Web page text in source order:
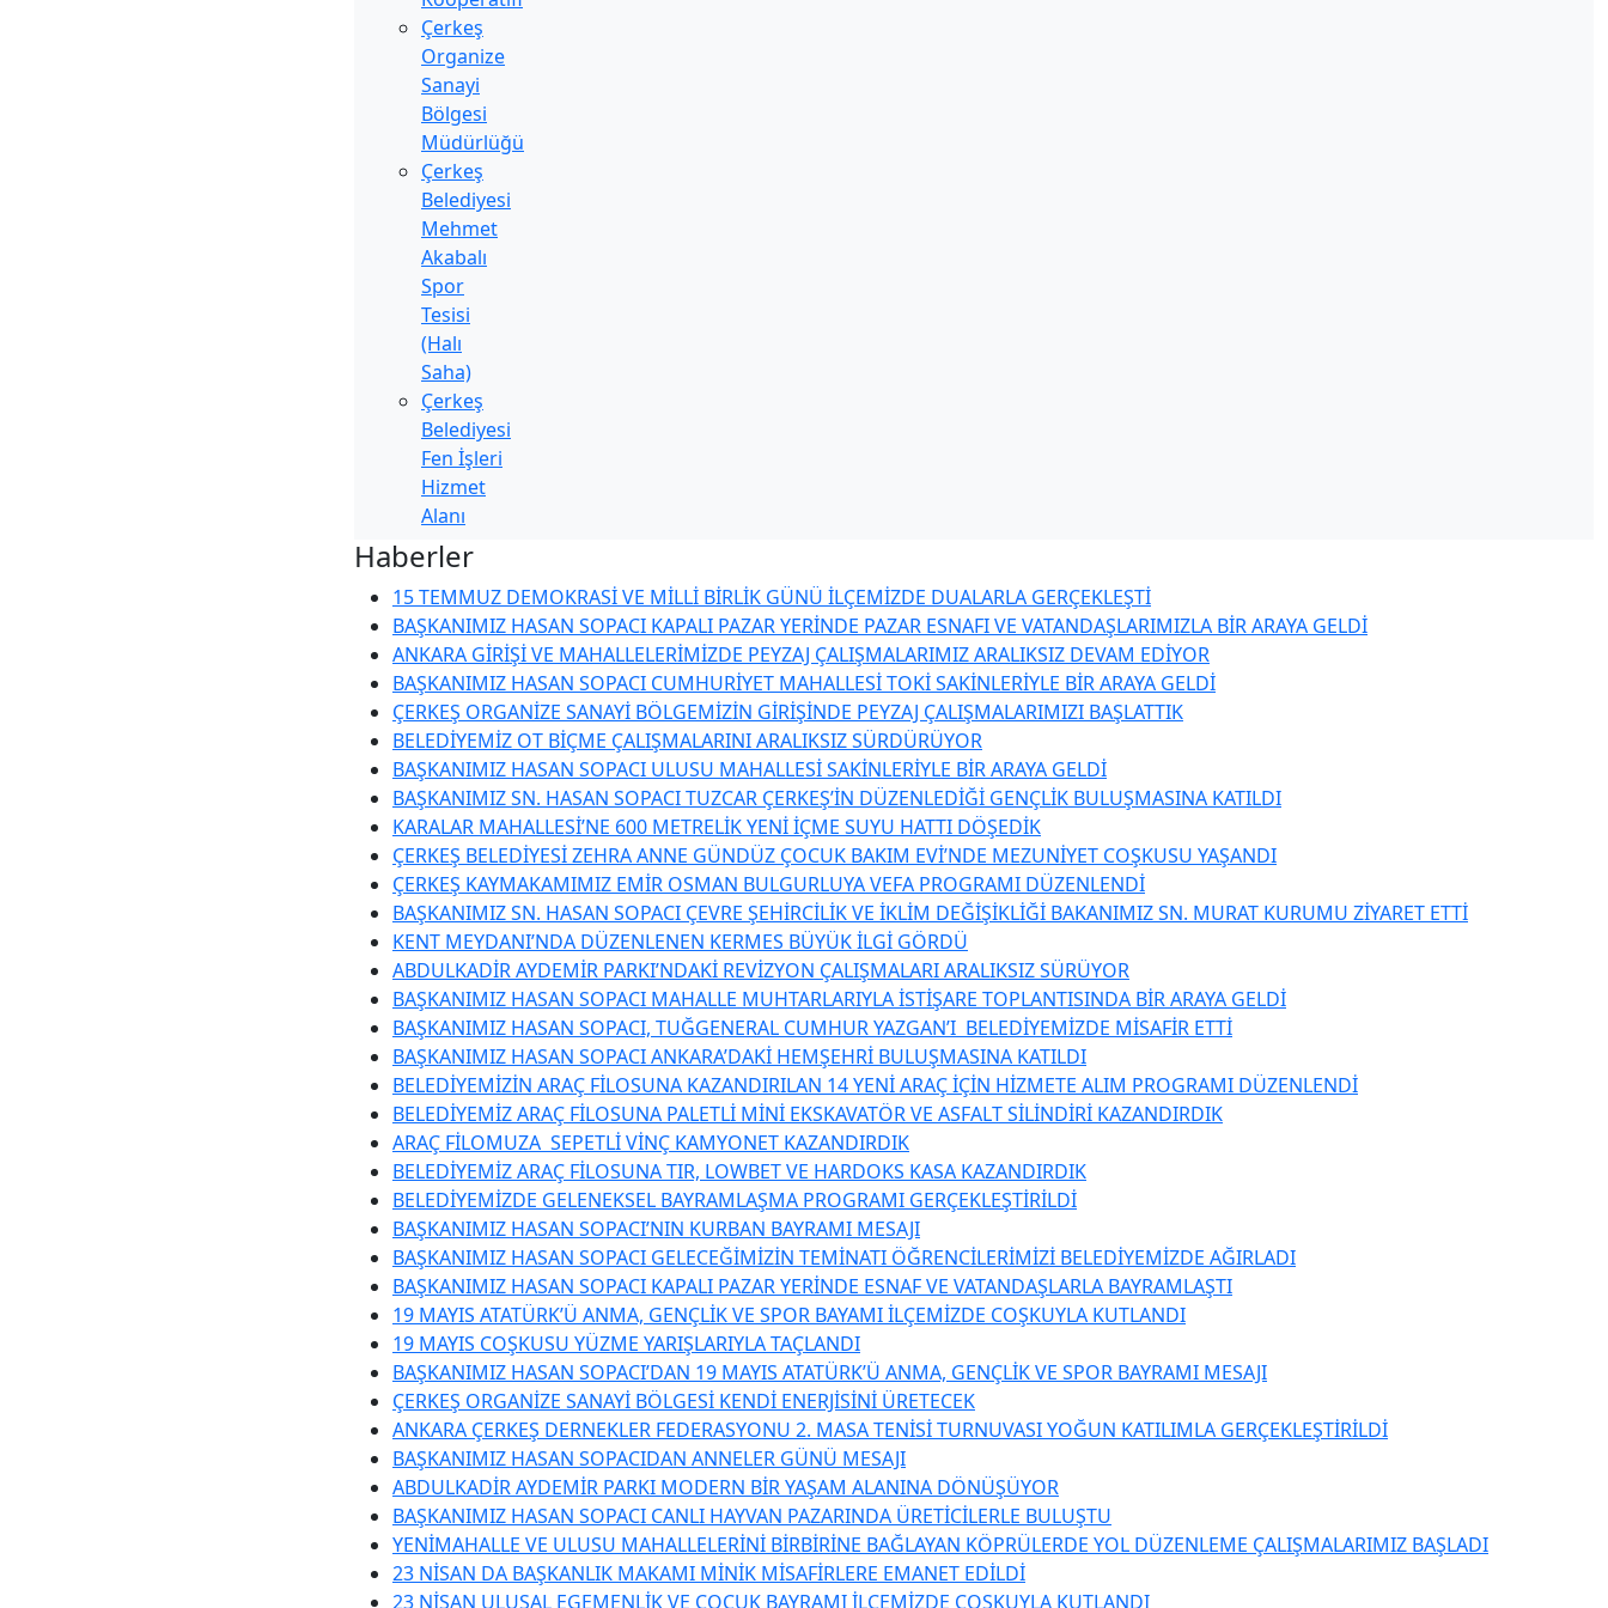
Çerkeş
Organize
Sanayi
Bölgesi
Müdürlüğü
Çerkeş
Belediyesi
Mehmet
Akabalı
Spor
Tesisi
(Halı
Saha)
Çerkeş
Belediyesi
Fen İşleri
Hizmet
Alanı
Haberler
15 TEMMUZ DEMOKRASİ VE MİLLİ BİRLİK GÜNÜ İLÇEMİZDE DUALARLA GERÇEKLEŞTİ
BAŞKANIMIZ HASAN SOPACI KAPALI PAZAR YERİNDE PAZAR ESNAFI VE VATANDAŞLARIMIZLA BİR ARAYA GELDİ
ANKARA GİRİŞİ VE MAHALLELERİMİZDE PEYZAJ ÇALIŞMALARIMIZ ARALIKSIZ DEVAM EDİYOR
BAŞKANIMIZ HASAN SOPACI CUMHURİYET MAHALLESİ TOKİ SAKİNLERİYLE BİR ARAYA GELDİ
ÇERKEŞ ORGANİZE SANAYİ BÖLGEMİZİN GİRİŞİNDE PEYZAJ ÇALIŞMALARIMIZI BAŞLATTIK
BELEDİYEMİZ OT BİÇME ÇALIŞMALARINI ARALIKSIZ SÜRDÜRÜYOR
BAŞKANIMIZ HASAN SOPACI ULUSU MAHALLESİ SAKİNLERİYLE BİR ARAYA GELDİ
BAŞKANIMIZ SN. HASAN SOPACI TUZCAR ÇERKEŞ’İN DÜZENLEDİĞİ GENÇLİK BULUŞMASINA KATILDI
KARALAR MAHALLESİ’NE 600 METRELİK YENİ İÇME SUYU HATTI DÖŞEDİK
ÇERKEŞ BELEDİYESİ ZEHRA ANNE GÜNDÜZ ÇOCUK BAKIM EVİ’NDE MEZUNİYET COŞKUSU YAŞANDI
ÇERKEŞ KAYMAKAMIMIZ EMİR OSMAN BULGURLUYA VEFA PROGRAMI DÜZENLENDİ
BAŞKANIMIZ SN. HASAN SOPACI ÇEVRE ŞEHİRCİLİK VE İKLİM DEĞİŞİKLİĞİ BAKANIMIZ SN. MURAT KURUMU ZİYARET ETTİ
KENT MEYDANI’NDA DÜZENLENEN KERMES BÜYÜK İLGİ GÖRDÜ
ABDULKADİR AYDEMİR PARKI’NDAKİ REVİZYON ÇALIŞMALARI ARALIKSIZ SÜRÜYOR
BAŞKANIMIZ HASAN SOPACI MAHALLE MUHTARLARIYLA İSTİŞARE TOPLANTISINDA BİR ARAYA GELDİ
BAŞKANIMIZ HASAN SOPACI, TUĞGENERAL CUMHUR YAZGAN’I BELEDİYEMİZDE MİSAFİR ETTİ
BAŞKANIMIZ HASAN SOPACI ANKARA’DAKİ HEMŞEHRİ BULUŞMASINA KATILDI
BELEDİYEMİZİN ARAÇ FİLOSUNA KAZANDIRILAN 14 YENİ ARAÇ İÇİN HİZMETE ALIM PROGRAMI DÜZENLENDİ
BELEDİYEMİZ ARAÇ FİLOSUNA PALETLİ MİNİ EKSKAVATÖR VE ASFALT SİLİNDİRİ KAZANDIRDIK
ARAÇ FİLOMUZA SEPETLİ VİNÇ KAMYONET KAZANDIRDIK
BELEDİYEMİZ ARAÇ FİLOSUNA TIR, LOWBET VE HARDOKS KASA KAZANDIRDIK
BELEDİYEMİZDE GELENEKSEL BAYRAMLAŞMA PROGRAMI GERÇEKLEŞTİRİLDİ
BAŞKANIMIZ HASAN SOPACI’NIN KURBAN BAYRAMI MESAJI
BAŞKANIMIZ HASAN SOPACI GELECEĞİMİZİN TEMİNATI ÖĞRENCİLERİMİZİ BELEDİYEMİZDE AĞIRLADI
BAŞKANIMIZ HASAN SOPACI KAPALI PAZAR YERİNDE ESNAF VE VATANDAŞLARLA BAYRAMLAŞTI
19 MAYIS ATATÜRK’Ü ANMA, GENÇLİK VE SPOR BAYAMI İLÇEMİZDE COŞKUYLA KUTLANDI
19 MAYIS COŞKUSU YÜZME YARIŞLARIYLA TAÇLANDI
BAŞKANIMIZ HASAN SOPACI’DAN 19 MAYIS ATATÜRK’Ü ANMA, GENÇLİK VE SPOR BAYRAMI MESAJI
ÇERKEŞ ORGANİZE SANAYİ BÖLGESİ KENDİ ENERJİSİNİ ÜRETECEK
ANKARA ÇERKEŞ DERNEKLER FEDERASYONU 2. MASA TENİSİ TURNUVASI YOĞUN KATILIMLA GERÇEKLEŞTİRİLDİ
BAŞKANIMIZ HASAN SOPACIDAN ANNELER GÜNÜ MESAJI
ABDULKADİR AYDEMİR PARKI MODERN BİR YAŞAM ALANINA DÖNÜŞÜYOR
BAŞKANIMIZ HASAN SOPACI CANLI HAYVAN PAZARINDA ÜRETİCİLERLE BULUŞTU
YENİMAHALLE VE ULUSU MAHALLELERİNİ BİRBİRİNE BAĞLAYAN KÖPRÜLERDE YOL DÜZENLEME ÇALIŞMALARIMIZ BAŞLADI
23 NİSAN DA BAŞKANLIK MAKAMI MİNİK MİSAFİRLERE EMANET EDİLDİ
23 NİSAN ULUSAL EGEMENLİK VE ÇOCUK BAYRAMI İLÇEMİZDE COŞKUYLA KUTLANDI